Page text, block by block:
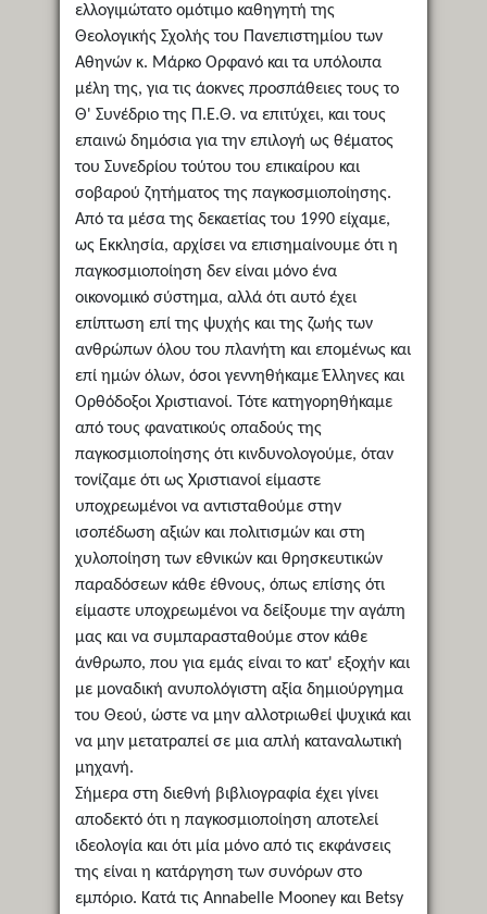
ελλογιμώτατο ομότιμο καθηγητή της
Θεολογικής Σχολής του Πανεπιστημίου των
Αθηνών κ. Μάρκο Ορφανό και τα υπόλοιπα
μέλη της, για τις άοκνες προσπάθειες τους το
Θ' Συνέδριο της Π.Ε.Θ. να επιτύχει, και τους
επαινώ δημόσια για την επιλογή ως θέματος
του Συνεδρίου τούτου του επικαίρου και
σοβαρού ζητήματος της παγκοσμιοποίησης.
Από τα μέσα της δεκαετίας του 1990 είχαμε,
ως Εκκλησία, αρχίσει να επισημαίνουμε ότι η
παγκοσμιοποίηση δεν είναι μόνο ένα
οικονομικό σύστημα, αλλά ότι αυτό έχει
επίπτωση επί της ψυχής και της ζωής των
ανθρώπων όλου του πλανήτη και επομένως και
επί ημών όλων, όσοι γεννηθήκαμε Έλληνες και
Ορθόδοξοι Χριστιανοί. Τότε κατηγορηθήκαμε
από τους φανατικούς οπαδούς της
παγκοσμιοποίησης ότι κινδυνολογούμε, όταν
τονίζαμε ότι ως Χριστιανοί είμαστε
υποχρεωμένοι να αντισταθούμε στην
ισοπέδωση αξιών και πολιτισμών και στη
χυλοποίηση των εθνικών και θρησκευτικών
παραδόσεων κάθε έθνους, όπως επίσης ότι
είμαστε υποχρεωμένοι να δείξουμε την αγάπη
μας και να συμπαρασταθούμε στον κάθε
άνθρωπο, που για εμάς είναι το κατ' εξοχήν και
με μοναδική ανυπολόγιστη αξία δημιούργημα
του Θεού, ώστε να μην αλλοτριωθεί ψυχικά και
να μην μετατραπεί σε μια απλή καταναλωτική
μηχανή.
Σήμερα στη διεθνή βιβλιογραφία έχει γίνει
αποδεκτό ότι η παγκοσμιοποίηση αποτελεί
ιδεολογία και ότι μία μόνο από τις εκφάνσεις
της είναι η κατάργηση των συνόρων στο
εμπόριο. Κατά τις Annabelle Mooney και Betsy